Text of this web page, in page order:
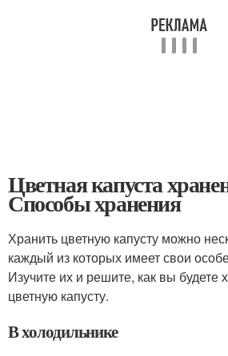
Цветная капуста
Способы хранения
Хранить цветную капусту можно
каждый из которых имеет свои
Изучите их и решите, как вы будете
цветную капусту.
В холодильнике